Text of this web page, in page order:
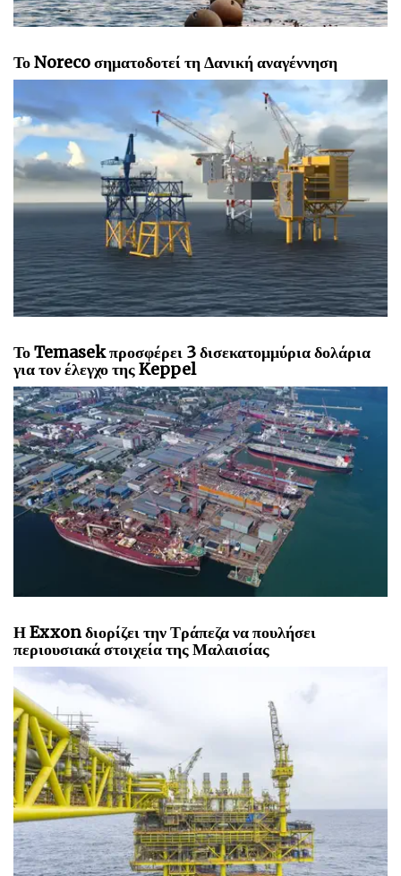
Το Noreco σηματοδοτεί τη Δανική αναγέννηση
Το Temasek προσφέρει 3 δισεκατομμύρια δολάρια
για τον έλεγχο της Keppel
Η Exxon διορίζει την Τράπεζα να πουλήσει
περιουσιακά στοιχεία της Μαλαισίας